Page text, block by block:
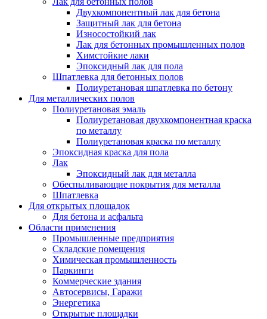
Двухкомпонентный лак для бетона
Защитный лак для бетона
Износостойкий лак
Лак для бетонных промышленных полов
Химстойкие лаки
Эпоксидный лак для пола
Шпатлевка для бетонных полов
Полиуретановая шпатлевка по бетону
Для металлических полов
Полиуретановая эмаль
Полиуретановая двухкомпонентная краска
по металлу
Полиуретановая краска по металлу
Эпоксидная краска для пола
Лак
Эпоксидный лак для металла
Обеспыливающие покрытия для металла
Шпатлевка
Для открытых площадок
Для бетона и асфальта
Области применения
Промышленные предприятия
Складские помещения
Химическая промышленность
Паркинги
Коммерческие здания
Автосервисы, Гаражи
Энергетика
Открытые площадки